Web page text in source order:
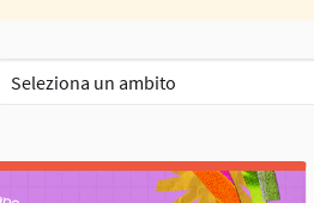
Seleziona un ambito